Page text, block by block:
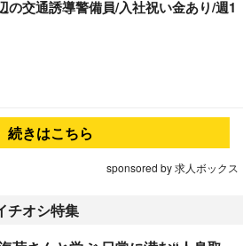
の交通誘導警備員/入社祝い金あり/週1
続きはこちら
sponsored by 求人ボックス
チオシ特集